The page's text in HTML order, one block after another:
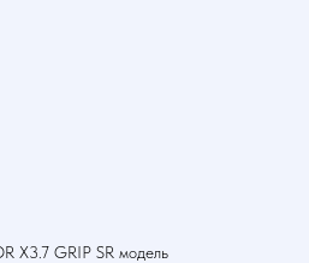
X3.7 GRIP SR модель